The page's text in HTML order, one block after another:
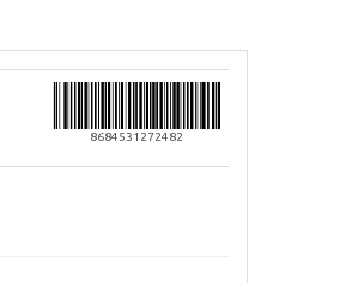
8684531272482